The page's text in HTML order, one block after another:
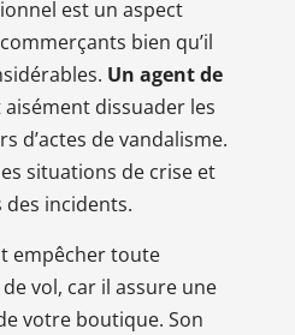
est un aspect
bien qu’il
Un agent de
aisément dissuader les
d’actes de vandalisme.
situations de crise et
incidents.
empêcher toute
vol, car il assure une
votre boutique. Son